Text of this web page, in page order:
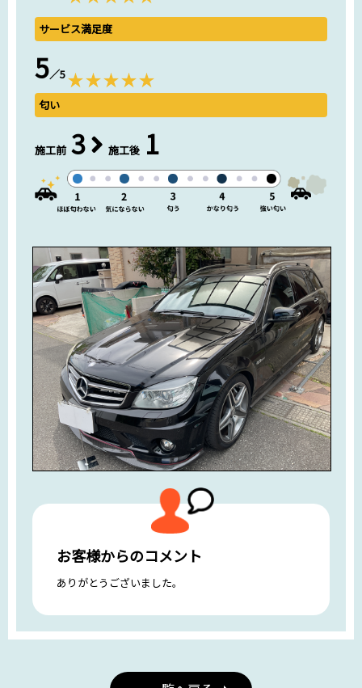
サービス満足度
5／5
匂い
施工前 3 施工後 1
お客様からのコメント
ありがとうございました。